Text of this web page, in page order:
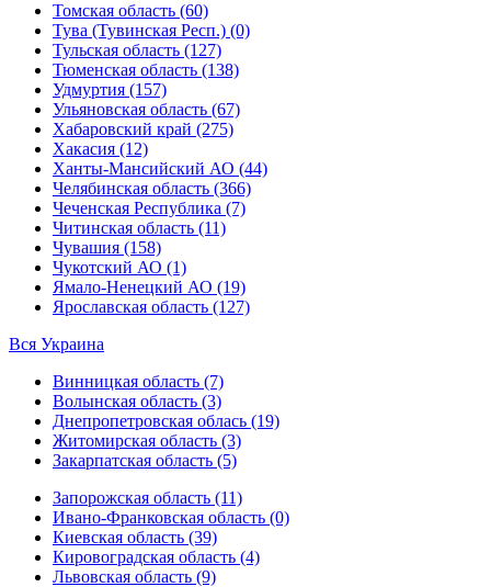
Томская область (60)
Тува (Тувинская Респ.) (0)
Тульская область (127)
Тюменская область (138)
Удмуртия (157)
Ульяновская область (67)
Хабаровский край (275)
Хакасия (12)
Ханты-Мансийский АО (44)
Челябинская область (366)
Чеченская Республика (7)
Читинская область (11)
Чувашия (158)
Чукотский АО (1)
Ямало-Ненецкий АО (19)
Ярославская область (127)
Вся Украина
Винницкая область (7)
Волынская область (3)
Днепропетровская облась (19)
Житомирская область (3)
Закарпатская область (5)
Запорожская область (11)
Ивано-Франковская область (0)
Киевская область (39)
Кировоградская область (4)
Львовская область (9)